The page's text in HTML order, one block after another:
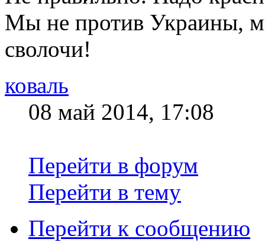
Мы не против Украины,
сволочи!
коваль
08 май 2014, 17:08
Перейти в форум
Перейти в тему
Перейти к сообщению